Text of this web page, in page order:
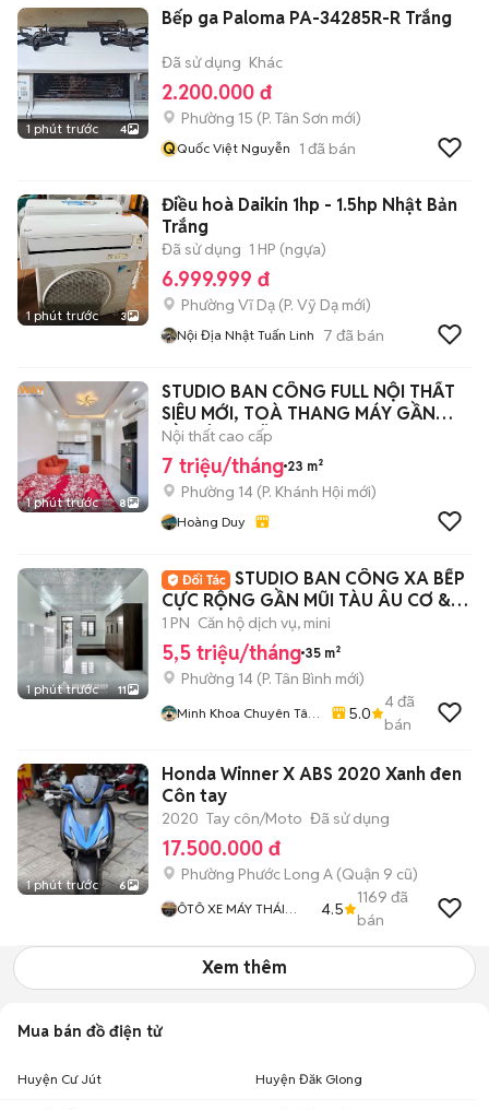
1 phút trước 4
Bếp ga Paloma PA-34285R-R Trắng
Đã sử dụng Khác
2.200.000 đ
Phường 15 (P. Tân Sơn mới)
QQuốc Việt Nguyễn 1 đã bán
1 phút trước 3
Điều hoà Daikin 1hp - 1.5hp Nhật Bản
Trắng
Đã sử dụng 1 HP (ngựa)
6.999.999 đ
Phường Vĩ Dạ (P. Vỹ Dạ mới)
Nội Địa Nhật Tuấn Linh 7 đã bán
1 phút trước 8
STUDIO BAN CÔNG FULL NỘI THẤT
SIÊU MỚI, TOÀ THANG MÁY GẦN
CẦU ÔNG LÃNH
Nội thất cao cấp
7 triệu/tháng 23 m²
Phường 14 (P. Khánh Hội mới)
Hoàng Duy
1 phút trước 11
STUDIO BAN CÔNG XA BẾP
CỰC RỘNG GẦN MŨI TÀU ÂU CƠ &
TRƯỜNG CHINH
1 PN Căn hộ dịch vụ, mini
5,5 triệu/tháng 35 m²
Phường 14 (P. Tân Bình mới)
Minh Khoa Chuyên Tân
5.0
4đã
bán
1 phút trước 6
Honda Winner X ABS 2020 Xanh đen
Côn tay
2020 Tay côn/Moto Đã sử dụng
17.500.000 đ
Phường Phước Long A (Quận 9 cũ)
ÔTÔ XE MÁY THÁI
4.5
1169 đã
bán
Xem thêm
Mua bán đồ điện tử
Huyện Cư Jút Huyện Đăk Glong